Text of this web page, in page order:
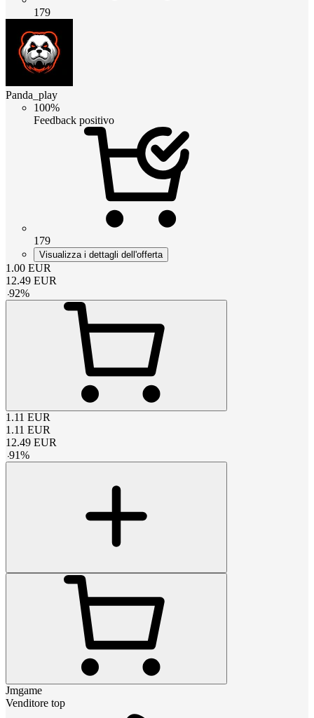
179
Panda_play
100%
Feedback positivo
179
Visualizza i dettagli dell'offerta
1.00 EUR
12.49 EUR
-92%
1.11 EUR
1.11 EUR
12.49 EUR
-91%
Jmgame
Venditore top